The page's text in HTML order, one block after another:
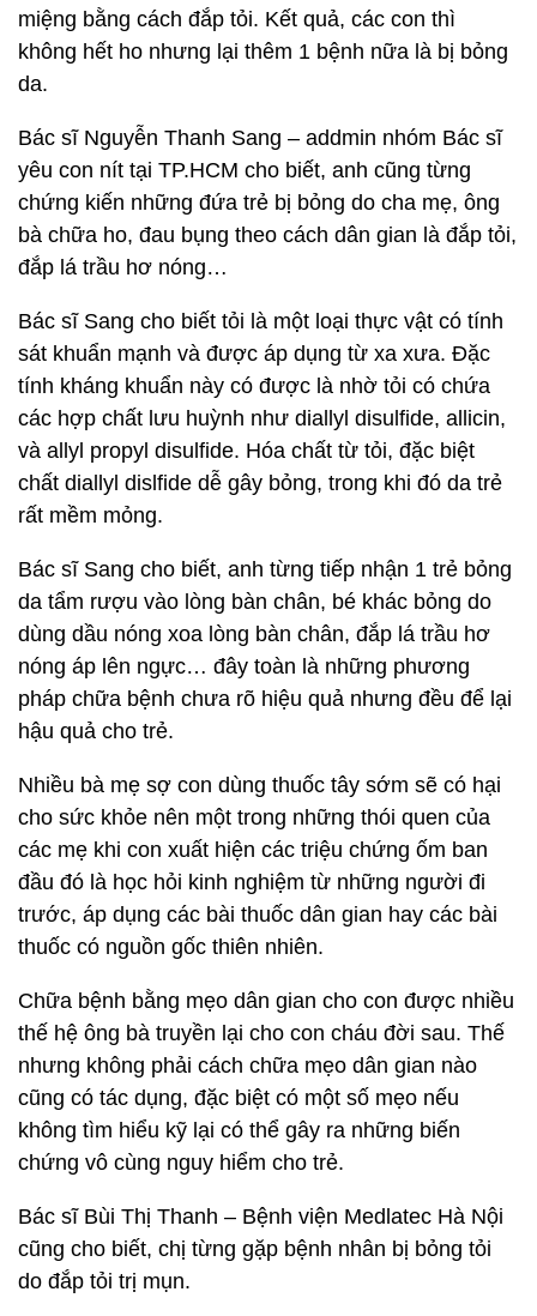
miệng bằng cách đắp tỏi. Kết quả, các con thì
không hết ho nhưng lại thêm 1 bệnh nữa là bị bỏng
da.
Bác sĩ Nguyễn Thanh Sang – addmin nhóm Bác sĩ
yêu con nít tại TP.HCM cho biết, anh cũng từng
chứng kiến những đứa trẻ bị bỏng do cha mẹ, ông
bà chữa ho, đau bụng theo cách dân gian là đắp tỏi,
đắp lá trầu hơ nóng…
Bác sĩ Sang cho biết tỏi là một loại thực vật có tính
sát khuẩn mạnh và được áp dụng từ xa xưa. Đặc
tính kháng khuẩn này có được là nhờ tỏi có chứa
các hợp chất lưu huỳnh như diallyl disulfide, allicin,
và allyl propyl disulfide. Hóa chất từ tỏi, đặc biệt
chất diallyl dislfide dễ gây bỏng, trong khi đó da trẻ
rất mềm mỏng.
Bác sĩ Sang cho biết, anh từng tiếp nhận 1 trẻ bỏng
da tẩm rượu vào lòng bàn chân, bé khác bỏng do
dùng dầu nóng xoa lòng bàn chân, đắp lá trầu hơ
nóng áp lên ngực… đây toàn là những phương
pháp chữa bệnh chưa rõ hiệu quả nhưng đều để lại
hậu quả cho trẻ.
Nhiều bà mẹ sợ con dùng thuốc tây sớm sẽ có hại
cho sức khỏe nên một trong những thói quen của
các mẹ khi con xuất hiện các triệu chứng ốm ban
đầu đó là học hỏi kinh nghiệm từ những người đi
trước, áp dụng các bài thuốc dân gian hay các bài
thuốc có nguồn gốc thiên nhiên.
Chữa bệnh bằng mẹo dân gian cho con được nhiều
thế hệ ông bà truyền lại cho con cháu đời sau. Thế
nhưng không phải cách chữa mẹo dân gian nào
cũng có tác dụng, đặc biệt có một số mẹo nếu
không tìm hiểu kỹ lại có thể gây ra những biến
chứng vô cùng nguy hiểm cho trẻ.
Bác sĩ Bùi Thị Thanh – Bệnh viện Medlatec Hà Nội
cũng cho biết, chị từng gặp bệnh nhân bị bỏng tỏi
do đắp tỏi trị mụn.